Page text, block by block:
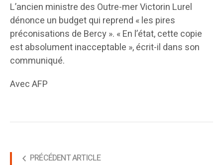
L’ancien ministre des Outre-mer Victorin Lurel
dénonce un budget qui reprend « les pires
préconisations de Bercy ». « En l’état, cette copie
est absolument inacceptable », écrit-il dans son
communiqué.
Avec AFP
PRÉCÉDENT ARTICLE